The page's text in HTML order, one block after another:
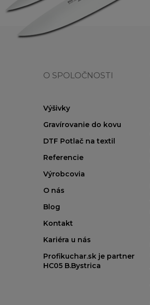
O SPOLOČNOSTI
Výšivky
Gravírovanie do kovu
DTF Potlač na textil
Referencie
Výrobcovia
O nás
Blog
Kontakt
Kariéra u nás
Profikuchar.sk je partner
HC05 B.Bystrica